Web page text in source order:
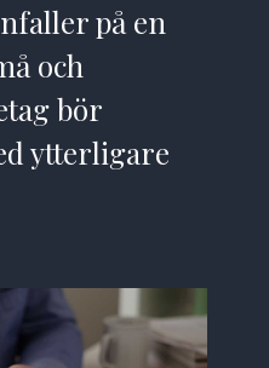
på en
och
bör
ytterligare